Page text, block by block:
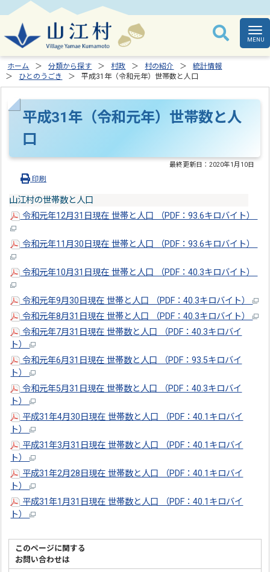
ホーム 分類から探す 村政 村の紹介
統計情報
ひとのうごき
平成31年（令和元年）世帯数と人口
平成31年（令和元年）世帯数と人
口
最終更新日：2020年1月10日
印刷
山江村の世帯数と人口
令和元年12月31日現在 世帯と人口 （PDF：93.6キロバイト）
令和元年11月30日現在 世帯と人口 （PDF：93.6キロバイト）
令和元年10月31日現在 世帯と人口 （PDF：40.3キロバイト）
令和元年9月30日現在 世帯と人口 （PDF：40.3キロバイト）
令和元年8月31日現在 世帯と人口 （PDF：40.3キロバイト）
令和元年7月31日現在 世帯数と人口 （PDF：40.3キロバイ
ト）
令和元年6月31日現在 世帯数と人口 （PDF：93.5キロバイ
ト）
令和元年5月31日現在 世帯数と人口 （PDF：40.3キロバイ
ト）
平成31年4月30日現在 世帯数と人口 （PDF：40.1キロバイ
ト）
平成31年3月31日現在 世帯数と人口 （PDF：40.1キロバイ
ト）
平成31年2月28日現在 世帯数と人口 （PDF：40.1キロバイ
ト）
平成31年1月31日現在 世帯数と人口 （PDF：40.1キロバイ
ト）
このページに関する
お問い合わせは